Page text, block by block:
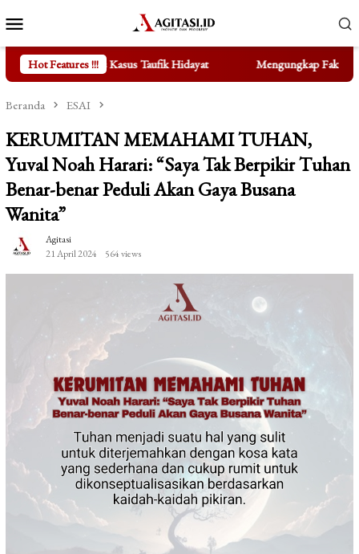
ke
kontenMobile
Hot Features !!!
Taufik Hidayat Mengungkap Fakta di Balik Bertenggernya
Beranda ESAI
KERUMITAN MEMAHAMI TUHAN,
Yuval Noah Harari: “Saya Tak Berpikir Tuhan
Benar-benar Peduli Akan Gaya Busana
Wanita”
Agitasi
21 April 2024
564 views